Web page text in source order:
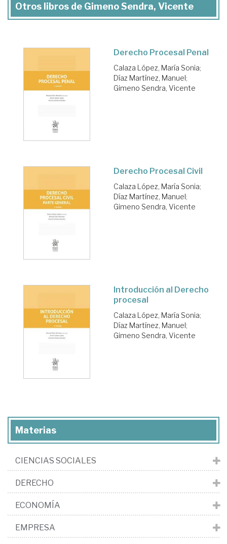
Otros libros de Gimeno Sendra, Vicente
Derecho Procesal Penal
Calaza López, María Sonia;
Díaz Martínez, Manuel;
Gimeno Sendra, Vicente
Derecho Procesal Civil
Calaza López, María Sonia;
Díaz Martínez, Manuel;
Gimeno Sendra, Vicente
Introducción al Derecho
procesal
Calaza López, María Sonia;
Díaz Martínez, Manuel;
Gimeno Sendra, Vicente
Materias
CIENCIAS SOCIALES
DERECHO
ECONOMÍA
EMPRESA